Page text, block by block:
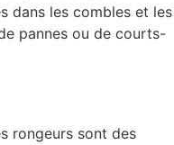
dans les combles et les
pannes ou de courts-
rongeurs sont des